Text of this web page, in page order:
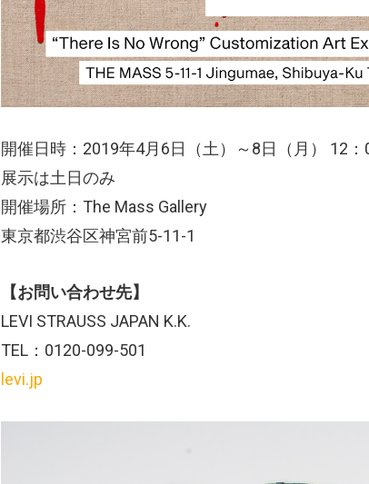
開催日時：2019年4月6日（土）～8日（月） 12
展示は土日のみ
開催場所：The Mass Gallery
東京都渋谷区神宮前5-11-1
【お問い合わせ先】
LEVI STRAUSS JAPAN K.K.
TEL：0120-099-501
levi.jp